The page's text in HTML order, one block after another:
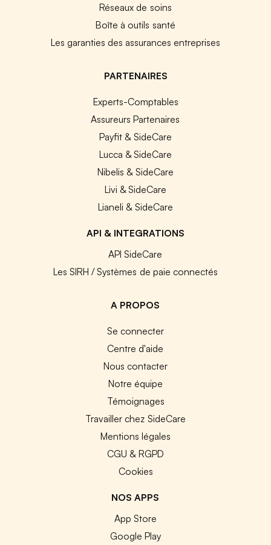
Réseaux de soins
Boîte à outils santé
Les garanties des assurances entreprises
PARTENAIRES
Experts-Comptables
Assureurs Partenaires
Payfit & SideCare
Lucca & SideCare
Nibelis & SideCare
Livi & SideCare
Lianeli & SideCare
API & INTEGRATIONS
API SideCare
Les SIRH / Systèmes de paie connectés
A PROPOS
Se connecter
Centre d'aide
Nous contacter
Notre équipe
Témoignages
Travailler chez SideCare
Mentions légales
CGU & RGPD
Cookies
NOS APPS
App Store
Google Play